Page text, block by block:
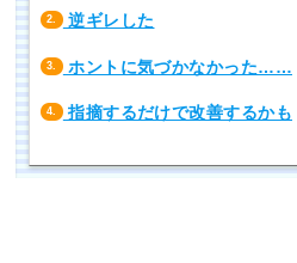
2. 逆ギレした
3. ホントに気づかなかった……
4. 指摘するだけで改善するかも